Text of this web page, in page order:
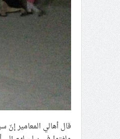
قال أهالي المعامير